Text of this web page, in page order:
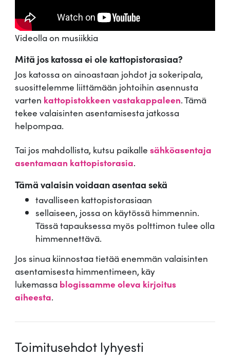
Videolla on musiikkia
Mitä jos katossa ei ole kattopistorasiaa?
Jos katossa on ainoastaan johdot ja sokeripala,
suosittelemme liittämään johtoihin asennusta
varten kattopistokkeen vastakappaleen. Tämä
tekee valaisinten asentamisesta jatkossa
helpompaa.
Tai jos mahdollista, kutsu paikalle sähköasentaja
asentamaan kattopistorasia.
Tämä valaisin voidaan asentaa sekä
tavalliseen kattopistorasiaan
sellaiseen, jossa on käytössä himmennin.
Tässä tapauksessa myös polttimon tulee olla
himmennettävä.
Jos sinua kiinnostaa tietää enemmän valaisinten
asentamisesta himmentimeen, käy
lukemassa blogissamme oleva kirjoitus
aiheesta.
Toimitusehdot lyhyesti